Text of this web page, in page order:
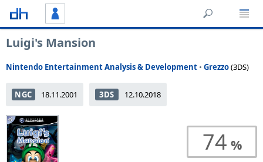
Luigi's Mansion
Nintendo Entertainment Analysis & Development • Grezzo(3DS)
NGC 18.11.2001 3DS 12.10.2018
74